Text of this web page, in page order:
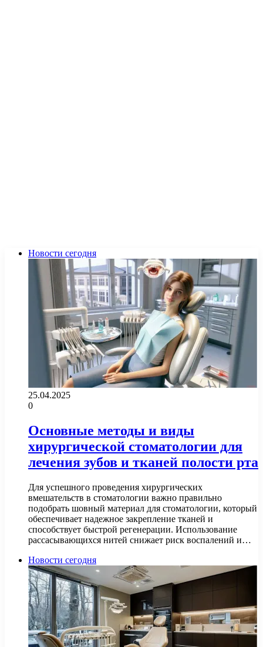
Новости сегодня
25.04.2025
0
Основные методы и виды
хирургической стоматологии для
лечения зубов и тканей полости рта
Для успешного проведения хирургических
вмешательств в стоматологии важно правильно
подобрать шовный материал для стоматологии, который
обеспечивает надежное закрепление тканей и
способствует быстрой регенерации. Использование
рассасывающихся нитей снижает риск воспалений и…
Новости сегодня